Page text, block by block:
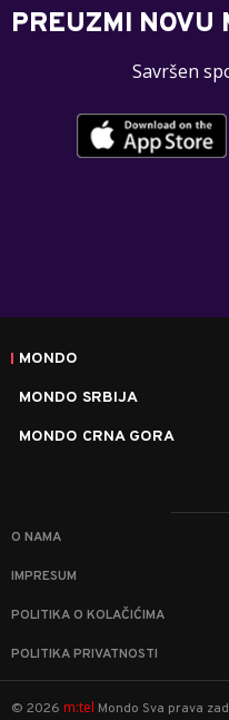
PREUZMI NOVU
Savršen
MONDO
MONDO SRBIJA
MONDO CRNA GORA
O NAMA
IMPRESUM
POLITIKA O KOLAČIĆIMA
POLITIKA PRIVATNOSTI
© 2026 m:tel Mondo Sva prava